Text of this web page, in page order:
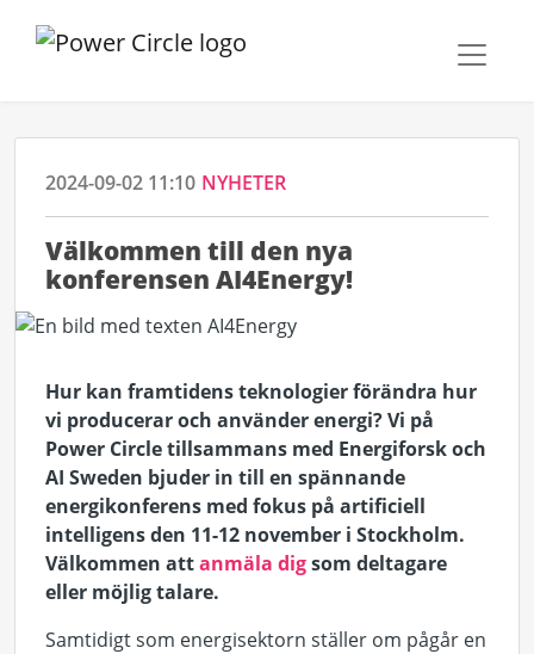
2024-09-02 11:10 NYHETER
Välkommen till den nya
konferensen AI4Energy!
Hur kan framtidens teknologier förändra hur
vi producerar och använder energi? Vi på
Power Circle tillsammans med Energiforsk och
AI Sweden bjuder in till en spännande
energikonferens med fokus på artificiell
intelligens den 11-12 november i Stockholm.
Välkommen attanmäla digsom deltagare
eller möjlig talare.
Samtidigt som energisektorn ställer om pågår en